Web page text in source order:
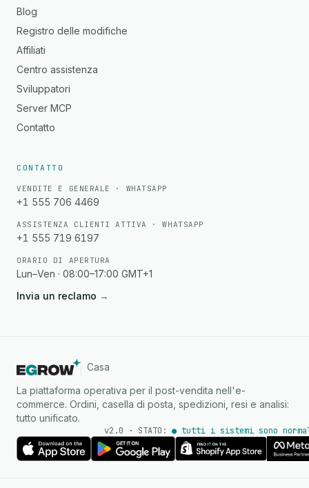
Blog
Registro delle modifiche
Affiliati
Centro assistenza
Sviluppatori
Server MCP
Contatto
CONTATTO
VENDITE E GENERALE · WHATSAPP
+1 555 706 4469
ASSISTENZA CLIENTI ATTIVA · WHATSAPP
+1 555 719 6197
ORARIO DI APERTURA
Lun–Ven · 08:00–17:00 GMT+1
Invia un reclamo →
Casa
La piattaforma operativa per il post-vendita nell'e-
commerce. Ordini, casella di posta, spedizioni, resi e analisi:
tutto unificato.
v2.0 · STATO: ● tutti i sistemi sono